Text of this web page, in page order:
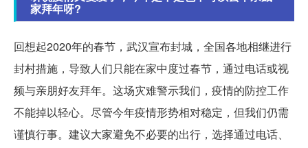
家拜年呀?
回想起2020年的春节，武汉宣布封城，全国各地相继进行
封村措施，导致人们只能在家中度过春节，通过电话或视
频与亲朋好友拜年。这场灾难警示我们，疫情的防控工作
不能掉以轻心。尽管今年疫情形势相对稳定，但我们仍需
谨慎行事。建议大家避免不必要的出行，选择通过电话、